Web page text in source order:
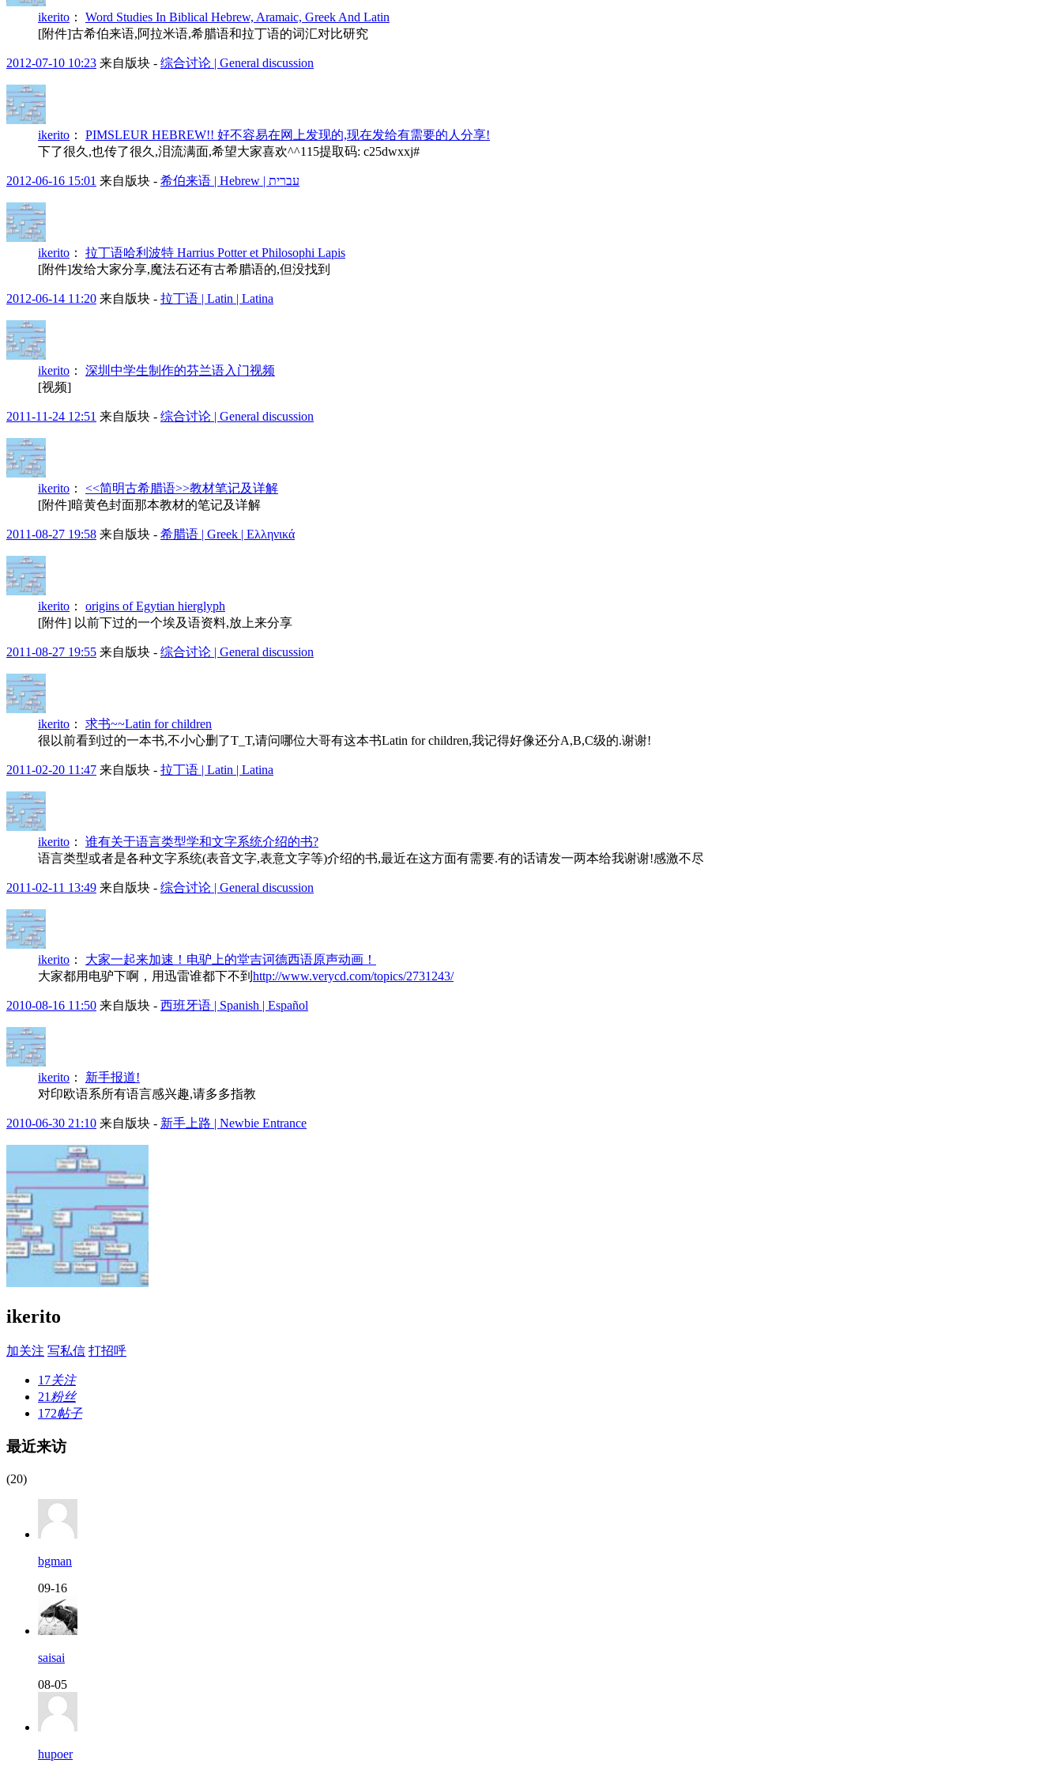
ikerito ： Word Studies In Biblical Hebrew, Aramaic, Greek And Latin
[附件]古希伯来语,阿拉米语,希腊语和拉丁语的词汇对比研究
2012-07-10 10:23 来自版块 - 综合讨论 | General discussion
ikerito ： PIMSLEUR HEBREW!! 好不容易在网上发现的,现在发给有需要的人分享!
下了很久,也传了很久,泪流满面,希望大家喜欢^^115提取码: c25dwxxj#
2012-06-16 15:01 来自版块 - 希伯来语 | Hebrew | עברית
ikerito ： 拉丁语哈利波特 Harrius Potter et Philosophi Lapis
[附件]发给大家分享,魔法石还有古希腊语的,但没找到
2012-06-14 11:20 来自版块 - 拉丁语 | Latin | Latina
ikerito ： 深圳中学生制作的芬兰语入门视频
[视频]
2011-11-24 12:51 来自版块 - 综合讨论 | General discussion
ikerito ： <<简明古希腊语>>教材笔记及详解
[附件]暗黄色封面那本教材的笔记及详解
2011-08-27 19:58 来自版块 - 希腊语 | Greek | Ελληνικά
ikerito ： origins of Egytian hierglyph
[附件] 以前下过的一个埃及语资料,放上来分享
2011-08-27 19:55 来自版块 - 综合讨论 | General discussion
ikerito ： 求书~~Latin for children
很以前看到过的一本书,不小心删了T_T,请问哪位大哥有这本书Latin for children,我记得好像还分A,B,C级的.谢谢!
2011-02-20 11:47 来自版块 - 拉丁语 | Latin | Latina
ikerito ： 谁有关于语言类型学和文字系统介绍的书?
语言类型或者是各种文字系统(表音文字,表意文字等)介绍的书,最近在这方面有需要.有的话请发一两本给我谢谢!感激不尽
2011-02-11 13:49 来自版块 - 综合讨论 | General discussion
ikerito ： 大家一起来加速！电驴上的堂吉诃德西语原声动画！
大家都用电驴下啊，用迅雷谁都下不到 http://www.verycd.com/topics/2731243/
2010-08-16 11:50 来自版块 - 西班牙语 | Spanish | Español
ikerito ： 新手报道!
对印欧语系所有语言感兴趣,请多多指教
2010-06-30 21:10 来自版块 - 新手上路 | Newbie Entrance
ikerito
加关注 写私信 打招呼
17关注
21 粉丝
172帖子
最近来访
(20)
bgman
09-16
saisai
08-05
hupoer